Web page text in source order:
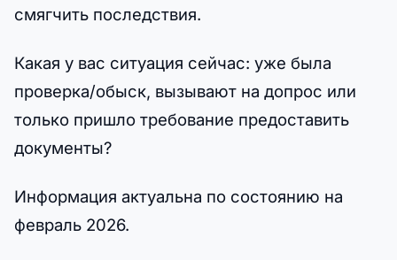
смягчить последствия.
Какая у вас ситуация сейчас: уже была
проверка/обыск, вызывают на допрос или
только пришло требование предоставить
документы?
Информация актуальна по состоянию на
февраль 2026.